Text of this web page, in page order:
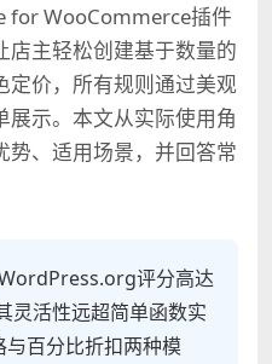
for WooCommerce插件
店主轻松创建基于数量的
定价，所有规则通过美观
展示。本文从实际使用角
势、适用场景，并回答常
评分高达
灵活性远超简单函数实
百分比折扣两种模